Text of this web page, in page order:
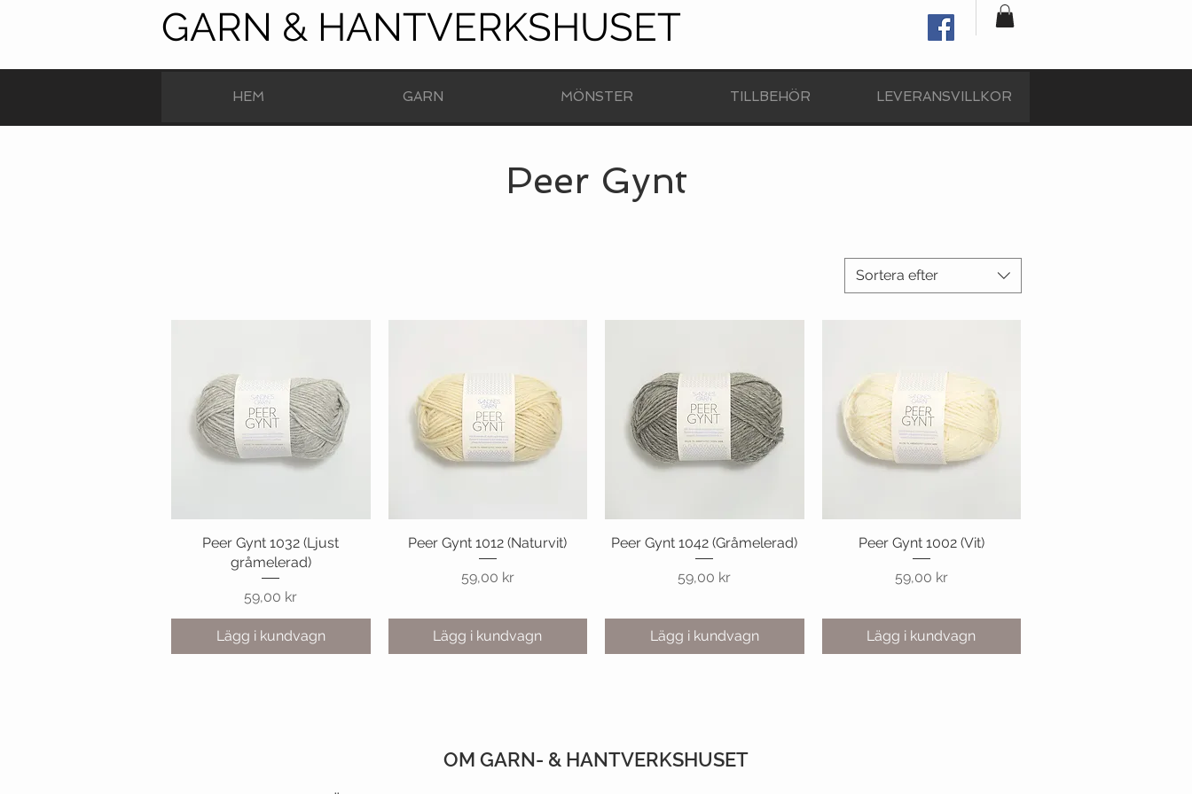
GARN & HANTVERKSHUSET
HEM GARN MÖNSTER TILLBEHÖR LEVERANSVILLKOR
Peer Gynt
Sortera efter
Snabbvisning
Peer Gynt 1032 (Ljust
gråmelerad)
Pris
59,00 kr
Lägg i kundvagn
Snabbvisning
Peer Gynt 1012 (Naturvit)
Pris
59,00 kr
Lägg i kundvagn
Snabbvisning
Peer Gynt 1042 (Gråmelerad)
Pris
59,00 kr
Lägg i kundvagn
Snabbvisning
Peer Gynt 1002 (Vit)
Pris
59,00 kr
Lägg i kundvagn
OM GARN- & HANTVERKSHUSET